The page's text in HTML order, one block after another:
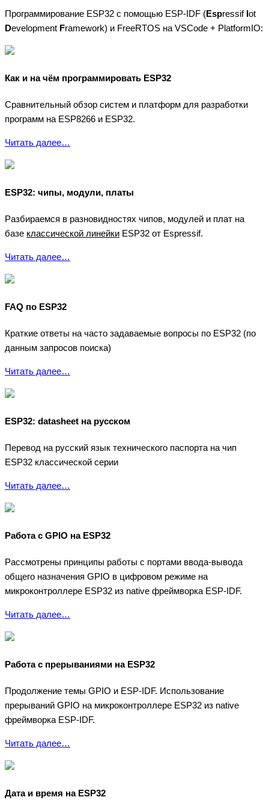
Программирование ESP32 с помощью ESP-IDF (Espressif Iot
Development Framework) и FreeRTOS на VSCode + PlatformIO:
Как и на чём программировать ESP32
Сравнительный обзор систем и платформ для разработки
программ на ESP8266 и ESP32.
Читать далее…
ESP32: чипы, модули, платы
Разбираемся в разновидностях чипов, модулей и плат на
базе классической линейки ESP32 от Espressif.
Читать далее…
FAQ по ESP32
Краткие ответы на часто задаваемые вопросы по ESP32 (по
данным запросов поиска)
Читать далее…
ESP32: datasheet на русском
Перевод на русский язык технического паспорта на чип
ESP32 классической серии
Читать далее…
Работа с GPIO на ESP32
Рассмотрены принципы работы с портами ввода-вывода
общего назначения GPIO в цифровом режиме на
микроконтроллере ESP32 из native фреймворка ESP-IDF.
Читать далее…
Работа с прерываниями на ESP32
Продолжение темы GPIO и ESP-IDF. Использование
прерываний GPIO на микроконтроллере ESP32 из native
фреймворка ESP-IDF.
Читать далее…
Дата и время на ESP32